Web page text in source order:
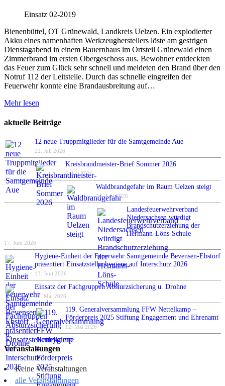
Einsatz 02-2019
Bienenbüttel, OT Grünewald, Landkreis Uelzen. Ein explodierter
Akku eines namenhaften Werkzeugherstellers löste am gestrigen
Dienstagabend in einem Bauernhaus im Ortsteil Grünewald einen
Zimmerbrand im ersten Obergeschoss aus. Bewohner entdeckten
das Feuer zum Glück sehr schnell und meldeten den Brand über den
Notruf 112 der Leitstelle. Durch das schnelle eingreifen der
Feuerwehr konnte eine Brandausbreitung auf…
Mehr lesen
aktuelle Beiträge
12 neue Truppmitglieder für die Samtgemeinde Aue
22. Juli 2026
Kreisbrandmeister-Brief Sommer 2026
6. Juli 2026
Waldbrandgefahr im Raum Uelzen steigt
24. Juni 2026
Landesfeuerwehrverband
Niedersachsen würdigt
Brandschutzerziehung der
Hermann-Löns-Schule
17. Juni 2026
Hygiene-Einheit der Feuerwehr Samtgemeinde Bevensen-Ebstorf
präsentiert Einsatzstellenhygiene auf Interschutz 2026
13. Juni 2026
Einsatz der Fachgruppen Absturzsicherung u. Drohne
12. Mai 2026
119. Generalversammlung FFW Nettelkamp –
Förderpreis 2025 Stiftung Engagement und Ehrenamt
12. Mai 2026
Veranstaltungen
Keine Veranstaltungen
alle Veranstaltungen